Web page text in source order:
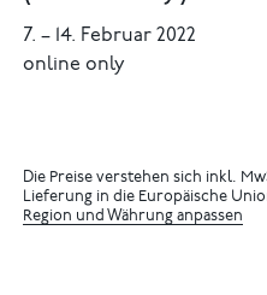
7. – 14. Februar 2022
online only
Die Preise verstehen sich inkl.
Lieferung in die Europäische
Region und Währung anpassen